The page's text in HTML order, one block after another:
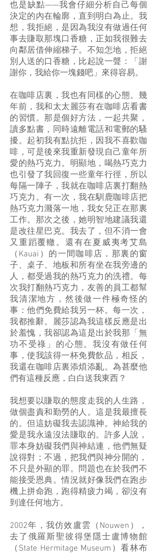
也是缺點——我會仔細分析自己每個
決定的內在輪廓，直到明白為止。我
想，我拒絕，是因為我沒有做過任何
事去賺取那塊口香糖，正如我很難去
向鄰居借伸縮梯子。不知怎地，拒絕
別人送的口香糖，比起說一聲：「謝
謝你，我給你一塊錢吧」來得容易。
在咖啡店裏，我也有同樣的心態。幾
年前，我和太太麗莎有在咖啡店看書
的習慣。那是個好方法，一起共聚，
讀多點書，同時遠離電話和電郵的騷
擾。起初我有點抗拒，因我不喜歡咖
啡，可是後來我重新發現自己童年所
愛的熱巧克力。明顯地，喝熱巧克力
也引發了我回復一些童年行徑，所以
每隔一陣子，我就在咖啡店裏打翻熱
巧克力。有一次，我在馴鹿咖啡店把
熱巧克力濺落一地，我女兒正在那裏
工作。那次之後，她明智地建議我還
是改往星巴克。我去了，但不消一會
又重蹈覆轍。還有在夏威夷考艾島
（Kauai）的一間咖啡店，那裏的窗
子、桌子、地板和所有坐在我旁邊的
人，都受過我的熱巧克力的洗禮。每
次我打翻熱巧克力，友善的員工都幫
我清潔地方，然後做一件極奇怪的
事：他們免費給我另一杯。每一次，
我都推辭。麗莎認為我這樣反應是出
於羞愧，我卻認為這是出於我那「無
功不受祿」的心態。我沒有做任何
事，使我該得一杯免費飲品，相反，
我還在咖啡店裏添煩添亂。為甚麼他
們有這種反應，白白送我東西？
我想要以賺取的態度走我的人生路，
做個盡責和勤勞的人。這是我最擅長
的。但這妨礙我去認識神。神給我的
愛是我永遠沒法賺取的。許多人說，
罪本身妨礙我們與神結連，他們無疑
說得對；不過，把我們與神分開的，
不只是外顯的罪。問題也在於我們不
能接受恩典。情況就好像我們在跑步
機上拼命跑，跑得精疲力竭，卻沒有
到達任何地方。
2002年，我仿效盧雲（Nouwen），
去了俄羅斯聖彼得堡隱士盧博物館
（State Hermitage Museum）看林布